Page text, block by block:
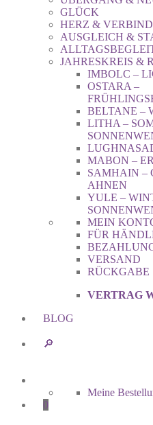
GLÜCK
HERZ &
AUSGLEICH &
JAHRESKREIS &
IMBOLC –
OSTARA –
BELTANE –
LITHA –
MABON –
SAMHAIN –
AHNEN
YULE –
MEIN
FÜR
VERSAND
RÜCKGABE
VERTRAG
BLOG
🔎︎
Meine
0